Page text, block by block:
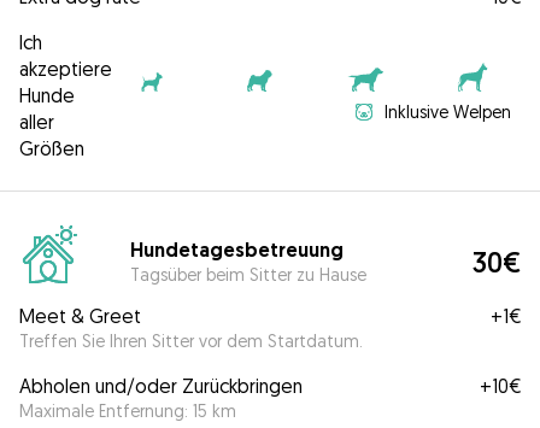
Ich
akzeptiere
Hunde
aller
Größen
Inklusive Welpen
Hundetagesbetreuung
Tagsüber beim Sitter zu Hause 30€
Meet & Greet
Treffen Sie Ihren Sitter vor dem Startdatum.
+1€
Abholen und/oder Zurückbringen
Maximale Entfernung: 15 km
+10€